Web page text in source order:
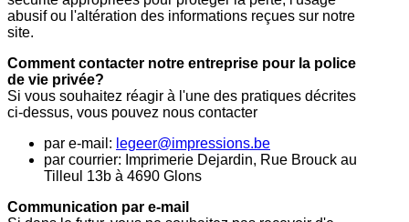
abusif ou l'altération des informations reçues sur notre
site.
Comment contacter notre entreprise pour la police
de vie privée?
Si vous souhaitez réagir à l'une des pratiques décrites
ci-dessus, vous pouvez nous contacter
par e-mail: legeer@impressions.be
par courrier: Imprimerie Dejardin, Rue Brouck au
Tilleul 13b à 4690 Glons
Communication par e-mail